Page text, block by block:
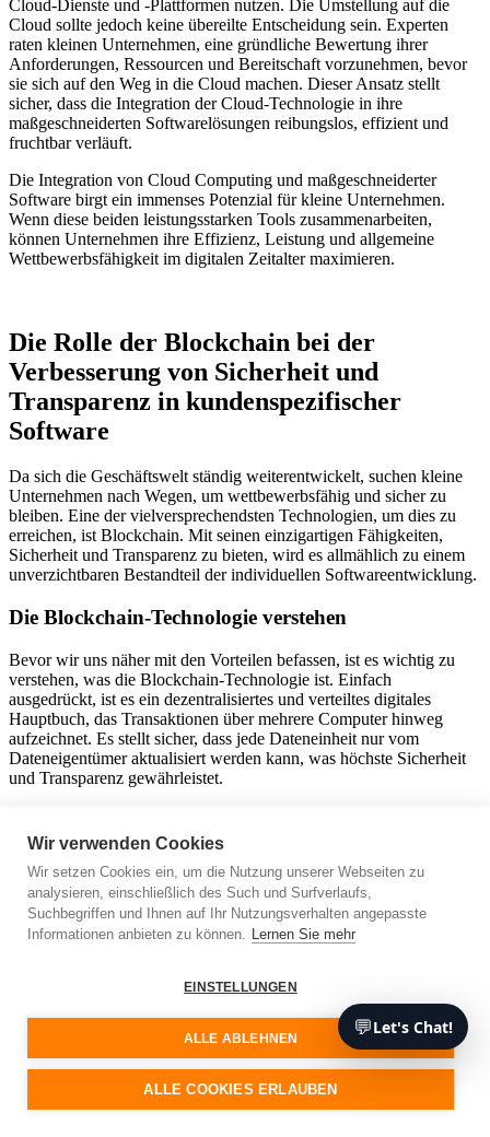
Cloud-Dienste und -Plattformen nutzen. Die Umstellung auf die
Cloud sollte jedoch keine übereilte Entscheidung sein. Experten
raten kleinen Unternehmen, eine gründliche Bewertung ihrer
Anforderungen, Ressourcen und Bereitschaft vorzunehmen, bevor
sie sich auf den Weg in die Cloud machen. Dieser Ansatz stellt
sicher, dass die Integration der Cloud-Technologie in ihre
maßgeschneiderten Softwarelösungen reibungslos, effizient und
fruchtbar verläuft.
Die Integration von Cloud Computing und maßgeschneiderter
Software birgt ein immenses Potenzial für kleine Unternehmen.
Wenn diese beiden leistungsstarken Tools zusammenarbeiten,
können Unternehmen ihre Effizienz, Leistung und allgemeine
Wettbewerbsfähigkeit im digitalen Zeitalter maximieren.
Die Rolle der Blockchain bei der
Verbesserung von Sicherheit und
Transparenz in kundenspezifischer
Software
Da sich die Geschäftswelt ständig weiterentwickelt, suchen kleine
Unternehmen nach Wegen, um wettbewerbsfähig und sicher zu
bleiben. Eine der vielversprechendsten Technologien, um dies zu
erreichen, ist Blockchain. Mit seinen einzigartigen Fähigkeiten,
Sicherheit und Transparenz zu bieten, wird es allmählich zu einem
unverzichtbaren Bestandteil der individuellen Softwareentwicklung.
Die Blockchain-Technologie verstehen
Bevor wir uns näher mit den Vorteilen befassen, ist es wichtig zu
verstehen, was die Blockchain-Technologie ist. Einfach
ausgedrückt, ist es ein dezentralisiertes und verteiltes digitales
Hauptbuch, das Transaktionen über mehrere Computer hinweg
aufzeichnet. Es stellt sicher, dass jede Dateneinheit nur vom
Dateneigentümer aktualisiert werden kann, was höchste Sicherheit
und Transparenz gewährleistet.
Für kleine Unternehmen ist Sicherheit das A und O. Die größte
Stärke der Blockchain ist ihre hohe Sicherheit. Die dezentrale Natur
der Blockchain macht es für Hacker nahezu unmöglich, die Daten
zu manipulieren. Jede Transaktion ist verschlüsselt und mit der
vorhergehenden verknüpft, so dass unbefugte Änderungen extrem
Mehr Transparenz für kleine Unternehmen
Neben der Sicherheit ist die Transparenz ein weiterer wichtiger
Vorteil der Integration von Blockchain in kundenspezifische
Software. Alle Transaktionen in einer Blockchain sind für jeden
💬Let's Chat!
Wir verwenden Cookies
Wir setzen Cookies ein, um die Nutzung unserer Webseiten zu
analysieren, einschließlich des Such und Surfverlaufs,
Suchbegriffen und Ihnen auf Ihr Nutzungsverhalten angepasste
Informationen anbieten zu können. Lernen Sie mehr
EINSTELLUNGEN
ALLE ABLEHNEN
ALLE COOKIES ERLAUBEN